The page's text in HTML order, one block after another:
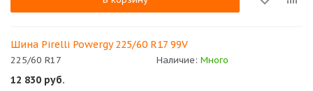
Шина Pirelli Powergy 225/60 R17 99V
225/60 R17 Наличие: Много
12 830 руб.